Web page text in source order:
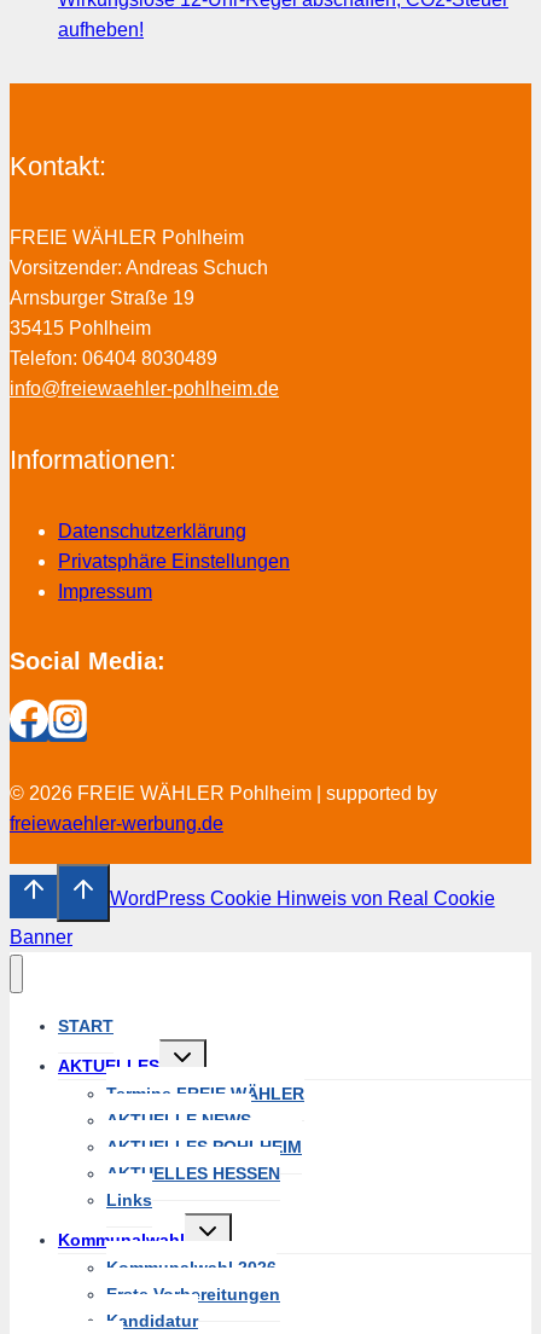
aufheben!
Kontakt:
FREIE WÄHLER Pohlheim
Vorsitzender: Andreas Schuch
Arnsburger Straße 19
35415 Pohlheim
Telefon: 06404 8030489
info@freiewaehler-pohlheim.de
Informationen:
Datenschutzerklärung
Privatsphäre Einstellungen
Impressum
Social Media:
© 2026 FREIE WÄHLER Pohlheim | supported by
freiewaehler-werbung.de
WordPress Cookie Hinweis von Real Cookie
Banner
START
AKTUELLES
Untermenü
umschalten
Termine FREIE WÄHLER
AKTUELLE NEWS
AKTUELLES POHLHEIM
AKTUELLES HESSEN
Links
Kommunalwahl
Untermenü
umschalten
Kommunalwahl 2026
Erste Vorbereitungen
Kandidatur